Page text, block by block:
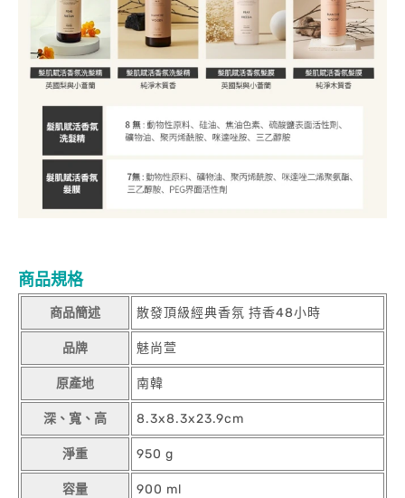
商品規格
商品簡述 散發頂級經典香氛 持香48小時
品牌 魅尚萱
原產地 南韓
深、寬、高 8.3x8.3x23.9cm
淨重 950 g
容量 900 ml